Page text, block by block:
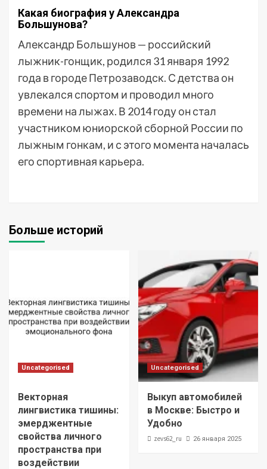
Какая биография у Александра
Большунова?
Александр Большунов — российский
лыжник-гонщик, родился 31 января 1992
года в городе Петрозаводск. С детства он
увлекался спортом и проводил много
времени на лыжах. В 2014 году он стал
участником юниорской сборной России по
лыжным гонкам, и с этого момента началась
его спортивная карьера.
Больше историй
Uncategorised
Векторная
лингвистика тишины:
эмерджентные
свойства личного
пространства при
воздействии
Uncategorised
Выкуп автомобилей
в Москве: Быстро и
Удобно
zevs62_ru 26 января 2025